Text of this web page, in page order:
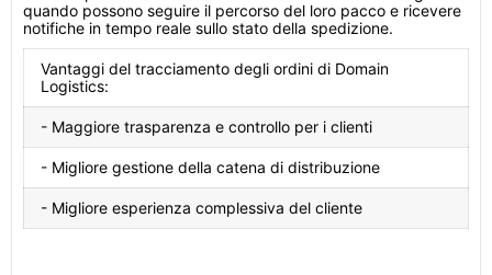
quando possono seguire il percorso del loro pacco e ricevere
notifiche in tempo reale sullo stato della spedizione.
Vantaggi del tracciamento degli ordini di Domain
Logistics:
- Maggiore trasparenza e controllo per i clienti
- Migliore gestione della catena di distribuzione
- Migliore esperienza complessiva del cliente